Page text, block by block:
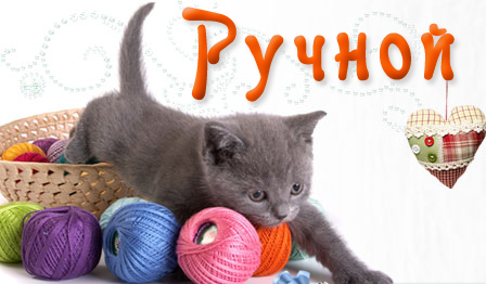
Перейти к основному содержанию